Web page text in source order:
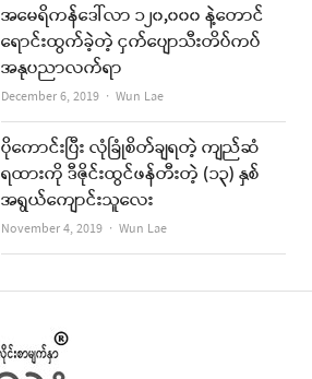
အမေရိကန်ဒေါ်လာ ၁၂၀,၀၀၀ နဲ့တောင်
ရောင်းထွက်ခဲ့တဲ့ ငှက်ပျောသီးတိပ်ကပ်
အနုပညာလက်ရာ
December 6, 2019 Author
Wun Lae
ပိုကောင်းပြီး လုံခြုံစိတ်ချရတဲ့ ကျည်ဆံ
ရထားကို ဒီဇိုင်းထွင်ဖန်တီးတဲ့ (၁၃) နှစ်
အရွယ်ကျောင်းသူလေး
November 4, 2019 Author
Wun Lae